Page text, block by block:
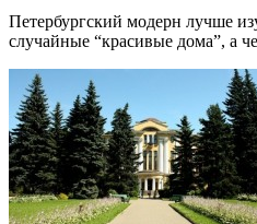
Петербургский модерн лучше
случайные “красивые дома”, а